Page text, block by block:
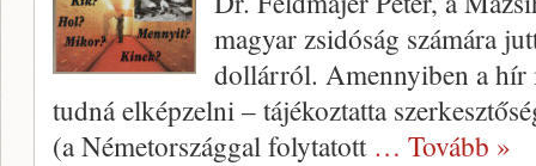
magyar zsi­dóság számára
dollárról. Amennyiben a hír
tudná elképzelni – tájékoztatta
(a Németországgal folytatott … Tovább »